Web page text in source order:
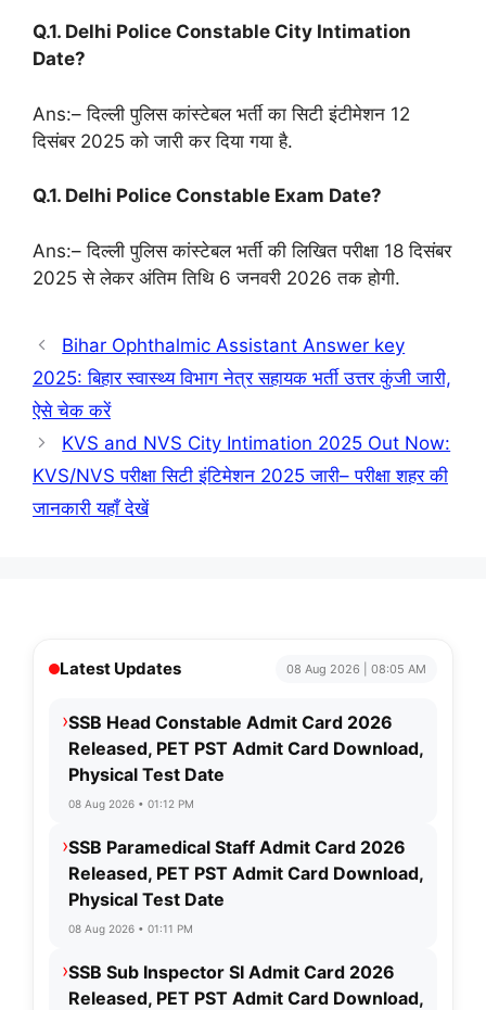
Q.1. Delhi Police Constable City Intimation
Date?
Ans:– दिल्ली पुलिस कांस्टेबल भर्ती का सिटी इंटीमेशन 12
दिसंबर 2025 को जारी कर दिया गया है.
Q.1. Delhi Police Constable Exam Date?
Ans:– दिल्ली पुलिस कांस्टेबल भर्ती की लिखित परीक्षा 18 दिसंबर
2025 से लेकर अंतिम तिथि 6 जनवरी 2026 तक होगी.
Bihar Ophthalmic Assistant Answer key
2025: बिहार स्वास्थ्य विभाग नेत्र सहायक भर्ती उत्तर कुंजी जारी,
ऐसे चेक करें
KVS and NVS City Intimation 2025 Out Now:
KVS/NVS परीक्षा सिटी इंटिमेशन 2025 जारी– परीक्षा शहर की
जानकारी यहाँ देखें
Latest Updates 08 Aug 2026 | 08:05 AM
›SSB Head Constable Admit Card 2026
Released, PET PST Admit Card Download,
Physical Test Date
08 Aug 2026 • 01:12 PM
›SSB Paramedical Staff Admit Card 2026
Released, PET PST Admit Card Download,
Physical Test Date
08 Aug 2026 • 01:11 PM
›SSB Sub Inspector SI Admit Card 2026
Released, PET PST Admit Card Download,